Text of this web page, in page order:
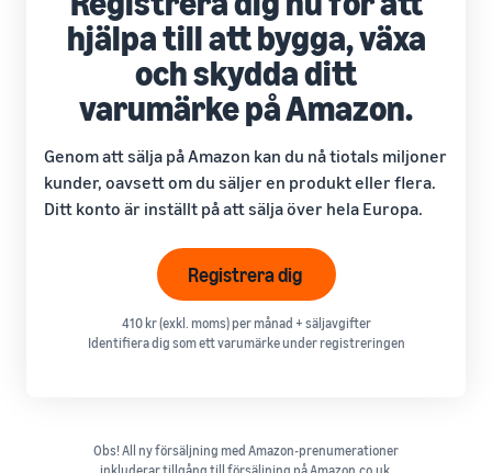
hjälpa till att bygga, växa
och skydda ditt
varumärke på Amazon.
Genom att sälja på Amazon kan du nå tiotals miljoner
kunder, oavsett om du säljer en produkt eller flera.
Ditt konto är inställt på att sälja över hela Europa.
Registrera dig
410 kr (exkl. moms) per månad + säljavgifter
Identifiera dig som ett varumärke under registreringen
Obs! All ny försäljning med Amazon-prenumerationer
inkluderar tillgång till försäljning på Amazon.co.uk,